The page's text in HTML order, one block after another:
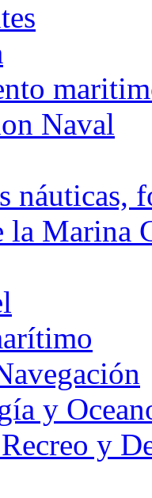
Naval
náuticas,
la Marina
y
y